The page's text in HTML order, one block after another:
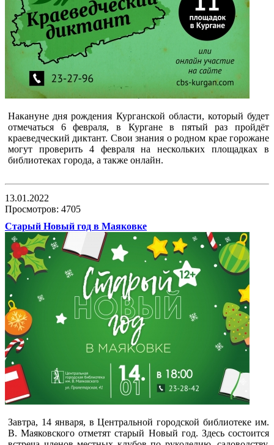
Накануне дня рождения Курганской области, который будет
отмечаться 6 февраля, в Кургане в пятый раз пройдёт
краеведческий диктант. Свои знания о родном крае горожане
могут проверить 4 февраля на нескольких площадках в
библиотеках города, а также онлайн.
13.01.2022
Просмотров: 4705
Старый Новый год в Маяковке
Завтра, 14 января, в Центральной городской библиотеке им.
В. Маяковского отметят старый Новый год. Здесь состоится